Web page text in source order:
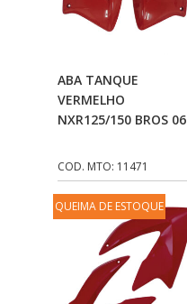
Adicionar Ao
Carrinho
ABA TANQUE
VERMELHO
NXR125/150 BROS 06
COD. MTO: 11471
QUEIMA DE ESTOQUE